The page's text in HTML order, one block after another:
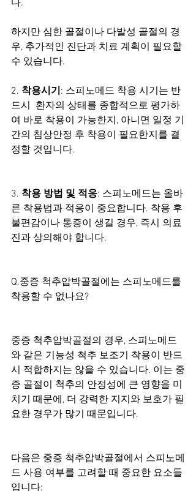
다.
하지만 심한 골절이나 다발성 골절의 경
우, 추가적인 진단과 치료 계획이 필요할
수 있습니다.
2. 착용시기 : 스피노메드 착용 시기는 반
드시  환자의 상태를 종합적으로 평가하
여 바로 착용이 가능한지, 아니면 일정 기
간의 침상안정 후 착용이 필요한지를 결
정할 것입니다.
3. 착용 방법 및 적응: 스피노메드는 올바
른 착용법과 적응이 중요합니다. 착용 후
불편감이나 통증이 생길 경우, 즉시 의료
진과 상의해야 합니다.
Q.중증 척추압박골절에는 스피노메드를
착용할 수 없나요?
중증 척추압박골절의 경우, 스피노메드
와 같은 기능성 척추 보조기 착용이 반드
시 적합하지는 않을 수 있습니다. 이는 중
증 골절이 척추의 안정성에 큰 영향을 미
치기 때문에, 더 강력한 지지와 보호가 필
요한 경우가 많기 때문입니다.
다음은 중증 척추압박골절에서 스피노메
드 사용 여부를 고려할 때 중요한 요소들
입니다: